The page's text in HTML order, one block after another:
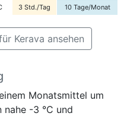
3 Std./Tag 10 Tage/Monat
Kerava ansehen
Monatsmittel um
nahe -3 °C und